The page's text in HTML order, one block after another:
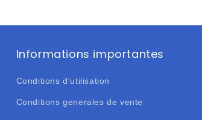
Informations importantes
Conditions d'utilisation
Conditions generales de vente